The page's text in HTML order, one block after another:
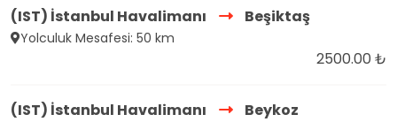
(IST) İstanbul Havalimanı Beşiktaş
Yolculuk Mesafesi: 50 km
2500.00 ₺
(IST) İstanbul Havalimanı Beykoz